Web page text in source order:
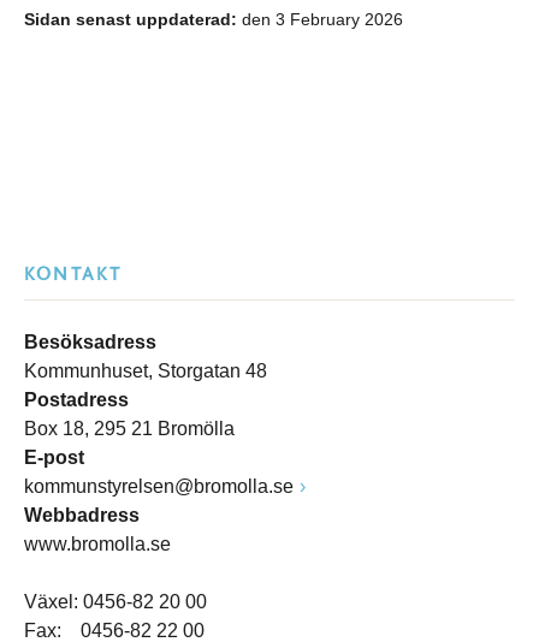
Sidan senast uppdaterad: den 3 February 2026
KONTAKT
Besöksadress
Kommunhuset, Storgatan 48
Postadress
Box 18, 295 21 Bromölla
E-post
kommunstyrelsen@bromolla.se
Webbadress
www.bromolla.se
Växel: 0456-82 20 00
Fax: 0456-82 22 00